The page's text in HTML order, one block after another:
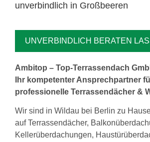
unverbindlich in Großbeeren
UNVERBINDLICH BERATEN
Ambitop – Top-Terrassendach
Ihr kompetenter Ansprechpartner
professionelle Terrassendächer &
Wir sind in Wildau bei Berlin zu
auf Terrassendächer,
Kellerüberdachungen,